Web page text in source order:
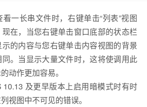
看一长串文件时，右键单击“列表”视图
在，当您右键单击窗口底部的状态栏
的内容与您右键单击内容视图的背景
。当显示大量文件时，这将使调用此
动作更加容易。
10.13 及更早版本上启用暗模式时有时
视图中不可见的错误。